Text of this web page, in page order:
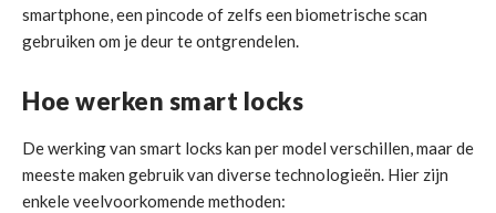
smartphone, een pincode of zelfs een biometrische scan
gebruiken om je deur te ontgrendelen.
Hoe werken smart locks
De werking van smart locks kan per model verschillen, maar de
meeste maken gebruik van diverse technologieën. Hier zijn
enkele veelvoorkomende methoden: